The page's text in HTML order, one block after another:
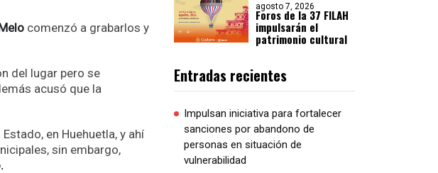
comenzó a grabarlos y
del lugar pero se
acusó que la
en Huehuetla, y ahí
sin embargo,
agosto 7, 2026
Foros de la 37 FILAH
impulsarán el
patrimonio cultural
Entradas recientes
Impulsan iniciativa para fortalecer
sanciones por abandono de
personas en situación de
vulnerabilidad